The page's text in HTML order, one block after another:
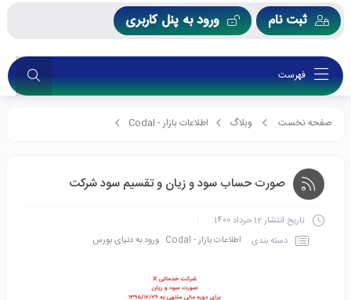
ثبت نام ورود به پنل کاربری
فهرست
صفحه نخست وبلاگ اطلاعات بازار - Codal
صورت حساب سود و زیان و تقسیم سود شرکت
تاریخ انتشار12 خرداد 1400
دسته بندی
اطلاعات بازار - Codal ورود به دنیای بورس